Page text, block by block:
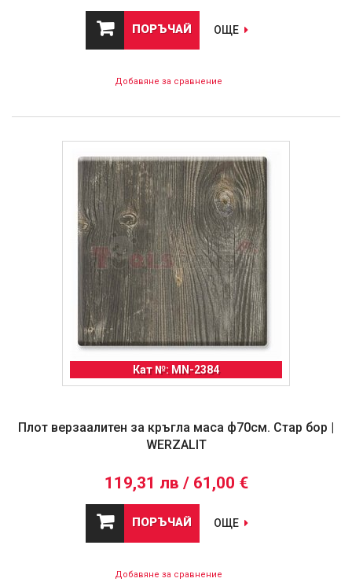
ПОРЪЧАЙ ОЩЕ
Добавяне за сравнение
Кат №: MN-2384
Плот верзаалитен за кръгла маса ф70см. Стар бор |
WERZALIT
119,31 лв / 61,00 €
ПОРЪЧАЙ ОЩЕ
Добавяне за сравнение